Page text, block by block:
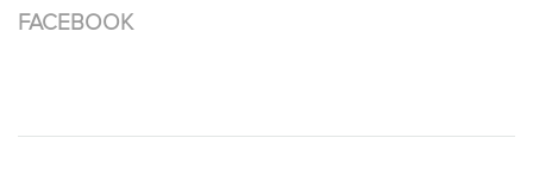
FACEBOOK